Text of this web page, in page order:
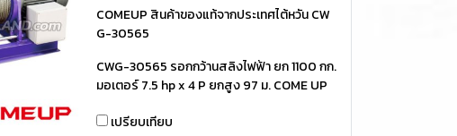
COMEUP สินค้าของแท้จากประเทศไต้หวัน CW
G-30565
CWG-30565 รอกกว้านสลิงไฟฟ้า ยก 1100 กก.
มอเตอร์ 7.5 hp x 4 P ยกสูง 97 ม. COME UP
เปรียบเทียบ